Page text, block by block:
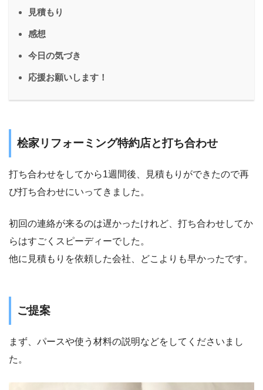
見積もり
感想
今日の気づき
応援お願いします！
桧家リフォーミング特約店と打ち合わせ
打ち合わせをしてから1週間後、見積もりができたので再
び打ち合わせにいってきました。
初回の連絡が来るのは遅かったけれど、打ち合わせしてか
らはすごくスピーディーでした。
他に見積もりを依頼した会社、どこよりも早かったです。
ご提案
まず、パースや使う材料の説明などをしてくださいまし
た。